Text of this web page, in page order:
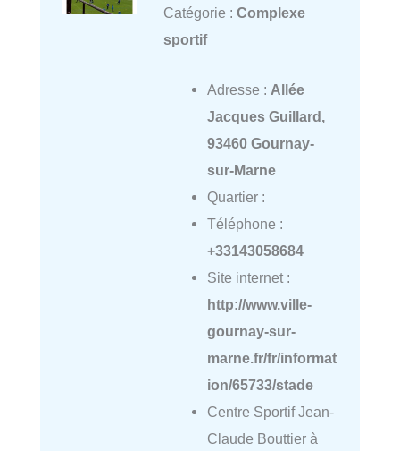
Catégorie : Complexe
sportif
Adresse : Allée
Jacques Guillard,
93460 Gournay-
sur-Marne
Quartier :
Téléphone :
+33143058684
Site internet :
http://www.ville-
gournay-sur-
marne.fr/fr/informat
ion/65733/stade
Centre Sportif Jean-
Claude Bouttier à